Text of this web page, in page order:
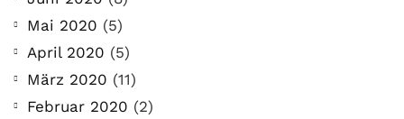
Mai 2020 (5)
April 2020 (5)
März 2020 (11)
Februar 2020 (2)
Der Leserbrief der
Woche #2
21. Juli. 2021